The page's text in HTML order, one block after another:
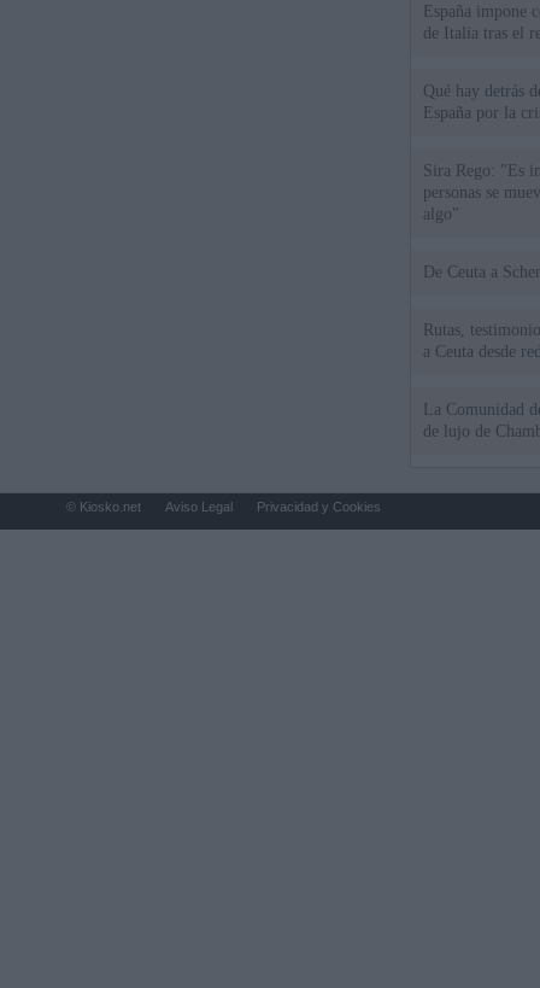
España impone
de Italia tras el
Qué hay detrás
España por la
Sira Rego: "Es
personas se
algo"
De
Rutas,
a Ceuta desde
La Comunidad
de lujo de
© Kiosko.net Aviso Legal Privacidad y Cookies